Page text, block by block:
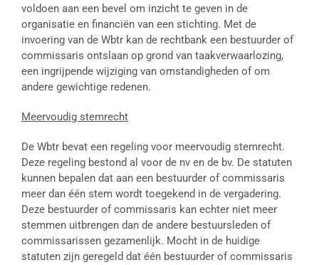
voldoen aan een bevel om inzicht te geven in de
organisatie en financiën van een stichting. Met de
invoering van de Wbtr kan de rechtbank een bestuurder of
commissaris ontslaan op grond van taakverwaarlozing,
een ingrijpende wijziging van omstandigheden of om
andere gewichtige redenen.
Meervoudig stemrecht
De Wbtr bevat een regeling voor meervoudig stemrecht.
Deze regeling bestond al voor de nv en de bv. De statuten
kunnen bepalen dat aan een bestuurder of commissaris
meer dan één stem wordt toegekend in de vergadering.
Deze bestuurder of commissaris kan echter niet meer
stemmen uitbrengen dan de andere bestuursleden of
commissarissen gezamenlijk. Mocht in de huidige
statuten zijn geregeld dat één bestuurder of commissaris